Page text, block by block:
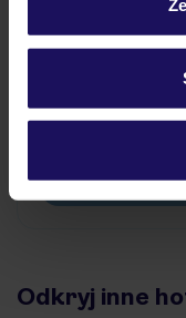
Szczegółowe
Często
Jak zmienić
Na jakiej podstawie
pokładowe/bilety
Odkryj inne